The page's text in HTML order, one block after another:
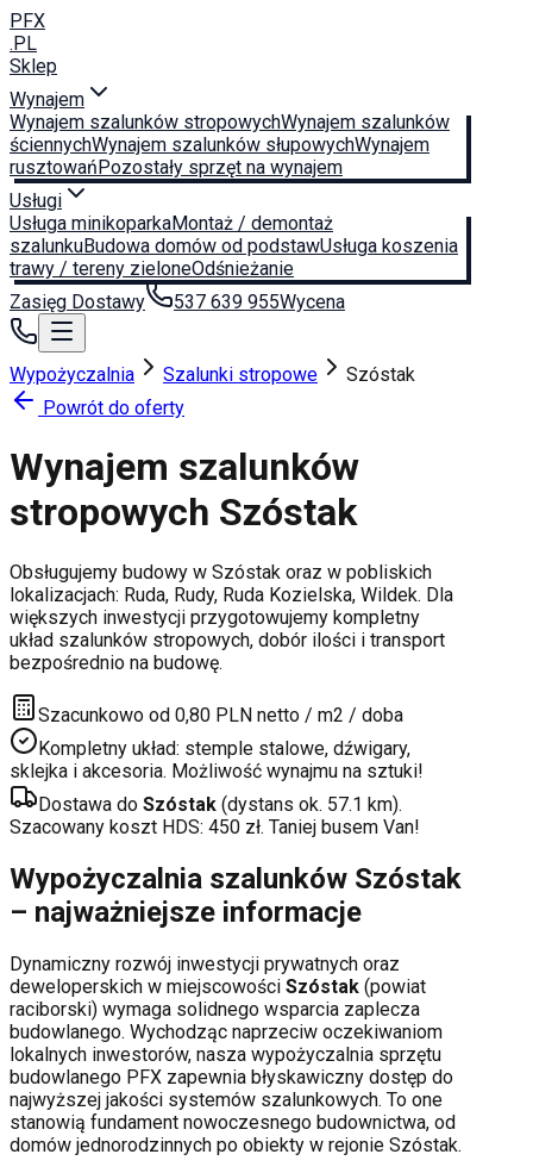
PFX
.PL
Sklep
Wynajem
Wynajem szalunków stropowychWynajem szalunków
ściennychWynajem szalunków słupowychWynajem
rusztowańPozostały sprzęt na wynajem
Usługi
Usługa minikoparkaMontaż / demontaż
szalunkuBudowa domów od podstawUsługa koszenia
trawy / tereny zieloneOdśnieżanie
Zasięg Dostawy
537 639 955Wycena
Wypożyczalnia Szalunki stropowe
Szóstak
Powrót do oferty
Wynajem szalunków
stropowych Szóstak
Obsługujemy budowy w Szóstak oraz w pobliskich
lokalizacjach: Ruda, Rudy, Ruda Kozielska, Wildek. Dla
większych inwestycji przygotowujemy kompletny
układ szalunków stropowych, dobór ilości i transport
bezpośrednio na budowę.
Szacunkowo od 0,80 PLN netto / m2 / doba
Kompletny układ: stemple stalowe, dźwigary,
sklejka i akcesoria. Możliwość wynajmu na sztuki!
Dostawa do Szóstak (dystans ok. 57.1 km).
Szacowany koszt HDS: 450 zł. Taniej busem Van!
Wypożyczalnia szalunków Szóstak
– najważniejsze informacje
Dynamiczny rozwój inwestycji prywatnych oraz
deweloperskich w miejscowości Szóstak (powiat
raciborski) wymaga solidnego wsparcia zaplecza
budowlanego. Wychodząc naprzeciw oczekiwaniom
lokalnych inwestorów, nasza wypożyczalnia sprzętu
budowlanego PFX zapewnia błyskawiczny dostęp do
najwyższej jakości systemów szalunkowych. To one
stanowią fundament nowoczesnego budownictwa, od
domów jednorodzinnych po obiekty w rejonie Szóstak.